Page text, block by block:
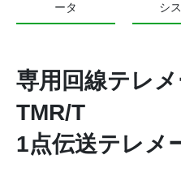
ータ
シ
専用回線テレ
TMR/T
1点伝送テレメ